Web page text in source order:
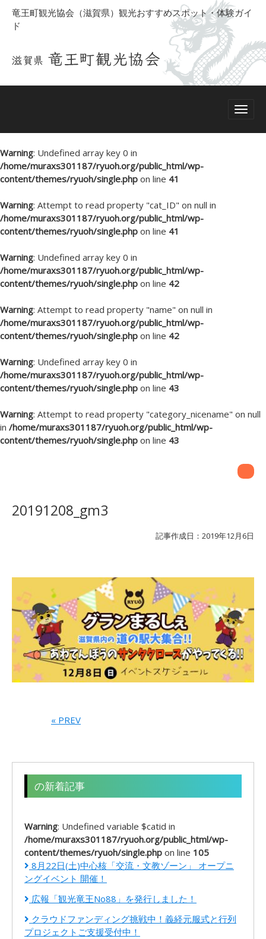
竜王町観光協会（滋賀県）観光おすすめスポット・体験ガイ
ド
Warning: Undefined array key 0 in
/home/muraxs301187/ryuoh.org/public_html/wp-
content/themes/ryuoh/single.php on line 41
Warning: Attempt to read property "cat_ID" on null in
/home/muraxs301187/ryuoh.org/public_html/wp-
content/themes/ryuoh/single.php on line 41
Warning: Undefined array key 0 in
/home/muraxs301187/ryuoh.org/public_html/wp-
content/themes/ryuoh/single.php on line 42
Warning: Attempt to read property "name" on null in
/home/muraxs301187/ryuoh.org/public_html/wp-
content/themes/ryuoh/single.php on line 42
Warning: Undefined array key 0 in
/home/muraxs301187/ryuoh.org/public_html/wp-
content/themes/ryuoh/single.php on line 43
Warning: Attempt to read property "category_nicename" on null
in /home/muraxs301187/ryuoh.org/public_html/wp-
content/themes/ryuoh/single.php on line 43
20191208_gm3
記事作成日：2019年12月6日
« PREV
の新着記事
Warning: Undefined variable $catid in
/home/muraxs301187/ryuoh.org/public_html/wp-
content/themes/ryuoh/single.php on line 105
8月22日(土)中心核「交流・文教ゾーン」 オープニ
ングイベント 開催！
広報「観光竜王No88」を発行しました！
クラウドファンディング挑戦中！義経元服式と行列
プロジェクトご支援受付中！